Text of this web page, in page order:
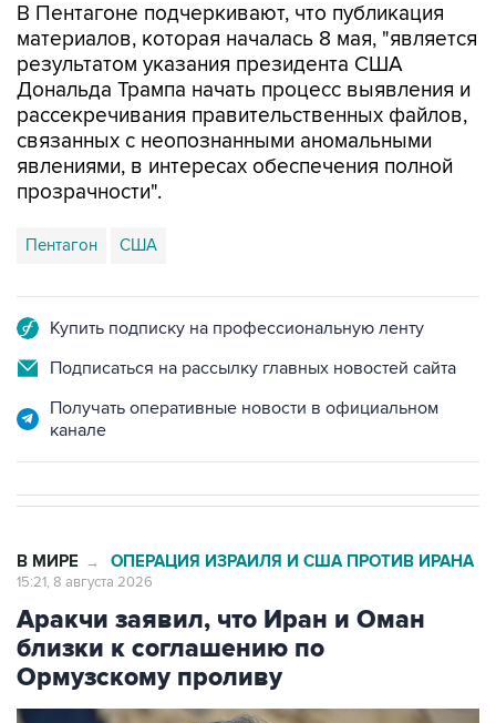
В Пентагоне подчеркивают, что публикация
материалов, которая началась 8 мая, "является
результатом указания президента США
Дональда Трампа начать процесс выявления и
рассекречивания правительственных файлов,
связанных с неопознанными аномальными
явлениями, в интересах обеспечения полной
прозрачности".
Пентагон США
Купить подписку на профессиональную ленту
Подписаться на рассылку главных новостей сайта
Получать оперативные новости в официальном
канале
В МИРЕ → ОПЕРАЦИЯ ИЗРАИЛЯ И США ПРОТИВ ИРАНА
15:21, 8 августа 2026
Аракчи заявил, что Иран и Оман
близки к соглашению по
Ормузскому проливу